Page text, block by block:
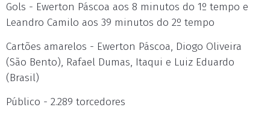
Gols - Ewerton Páscoa aos 8 minutos do 1º tempo e
Leandro Camilo aos 39 minutos do 2º tempo
Cartões amarelos - Ewerton Páscoa, Diogo Oliveira
(São Bento), Rafael Dumas, Itaqui e Luiz Eduardo
(Brasil)
Público - 2.289 torcedores